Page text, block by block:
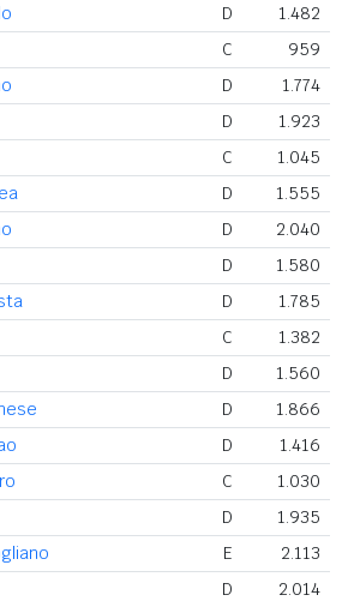
D
1.482
C
959
D
1.774
D
1.923
C
1.045
D
1.555
D
2.040
D
1.580
D
1.785
C
1.382
D
1.560
D
1.866
D
1.416
C
1.030
D
1.935
E
2.113
D
2.014